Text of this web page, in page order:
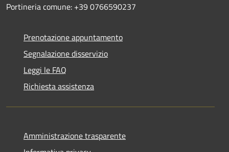
Portineria comune: +39 0766590237
Prenotazione appuntamento
Segnalazione disservizio
Leggi le FAQ
Richiesta assistenza
Amministrazione trasparente